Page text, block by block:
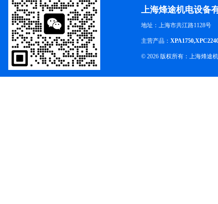
上海烽途机电设备
地址：上海市共江路1128号
主营产品：
© 2026 版权所有：上海烽途